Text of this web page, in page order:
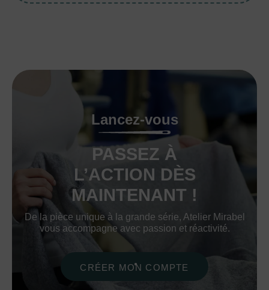
Lancez-vous
PASSEZ À
L’ACTION DÈS
MAINTENANT !
De la pièce unique à la grande série, Atelier Mirabel
vous accompagne avec passion et réactivité.
CRÉER MON COMPTE